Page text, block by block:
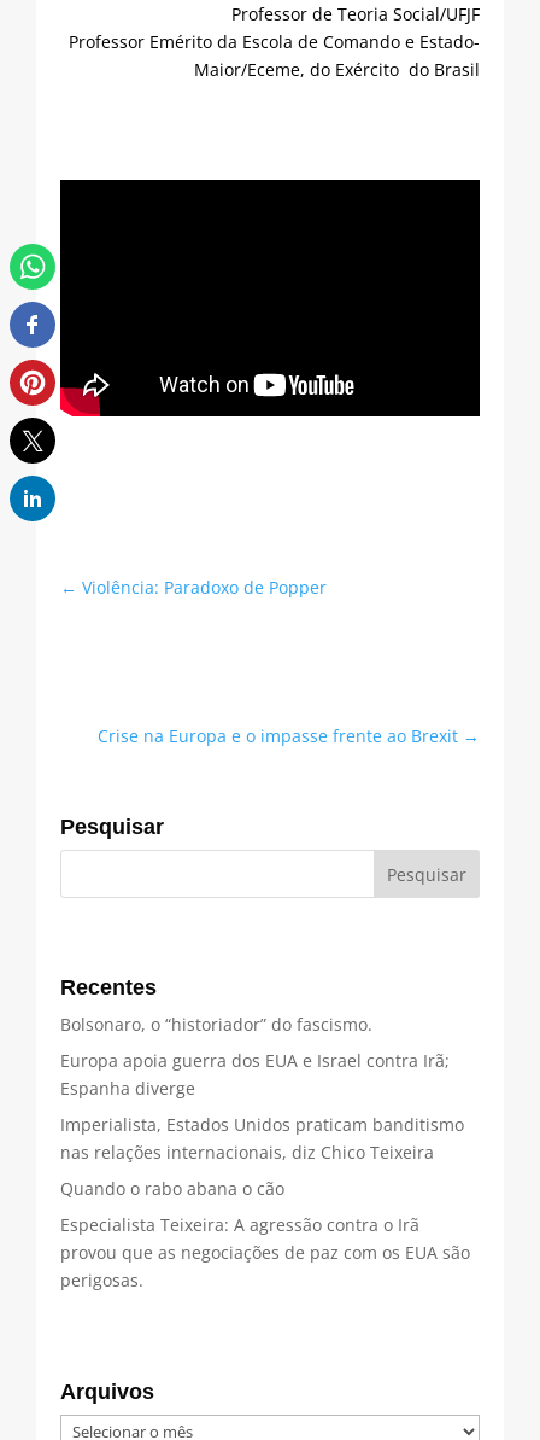
Professor de Teoria Social/UFJF
Professor Emérito da Escola de Comando e Estado-
Maior/Eceme, do Exército do Brasil
← Violência: Paradoxo de Popper
Crise na Europa e o impasse frente ao Brexit →
Pesquisar
Recentes
Bolsonaro, o “historiador” do fascismo.
Europa apoia guerra dos EUA e Israel contra Irã;
Espanha diverge
Imperialista, Estados Unidos praticam banditismo
nas relações internacionais, diz Chico Teixeira
Quando o rabo abana o cão
Especialista Teixeira: A agressão contra o Irã
provou que as negociações de paz com os EUA são
perigosas.
Arquivos
Arquivos